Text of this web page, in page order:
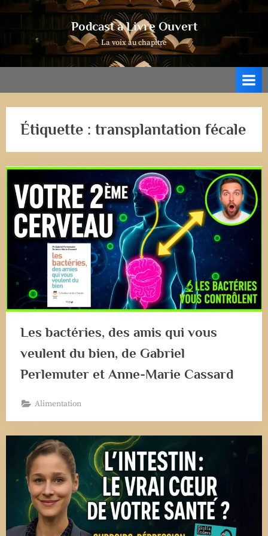
Podcast à Livre Ouvert
La voix au chapitre
Étiquette : transplantation fécale
Les bactéries, des amis qui vous
veulent du bien, de Gabriel
Perlemuter et Anne-Marie Cassard
Alimentation